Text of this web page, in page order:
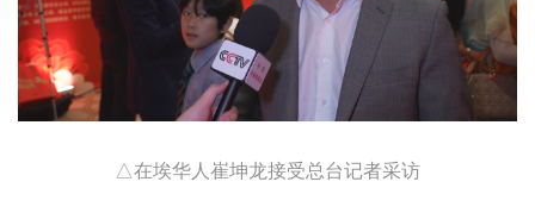
△在埃华人崔坤龙接受总台记者采访